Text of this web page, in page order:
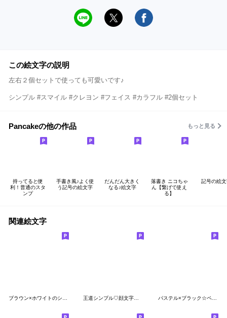
この絵文字の説明
左右２個セットで使っても可愛いです♪
シンプル #スマイル #クレヨン #フェイス #カラフル #2個セット
Pancakeの他の作品 もっと見る
持ってると便
利！普通のスタ
ンプ
手書き風♪よく使
う記号の絵文字
だんだん大きく
なる♪絵文字
落書き ニコちゃ
ん【繋げて使え
る】
記号の絵
関連絵文字
パステル×ブラック☆ペン風絵文字